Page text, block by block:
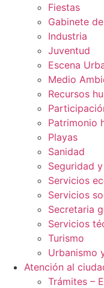
Fiestas
Gabinete
Industria
Juventud
Escena
Medio
Recursos
Patrimonio
Playas
Sanidad
Seguridad
Servicios
Servicios
Secretaria
Servicios
Turismo
Urbanismo
Atención al
Trámites –